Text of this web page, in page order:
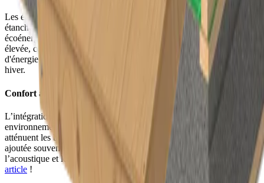
Les éléments de toiture allient une excellente valeur d'isolation à une
étanchéité à l'air optimale, s'inscrivant parfaitement dans la vision
écoénergétique de Benbotec. Grâce à leur capacité d'isolation
élevée, ces toitures contribuent à une réduction de la consommation
d'énergie et assurent un climat intérieur confortable, tant en été qu’en
hiver.
Confort acoustique
L’intégration de plaques Fermacell garantit en outre un
environnement acoustique agréable dans l’habitation. Ces plaques
atténuent les bruits, améliorant ainsi le confort de vie — une valeur
ajoutée souvent sous-estimée. Vous souhaitez en savoir plus sur
l’acoustique et les éléments de toiture ? N’hésitez pas à consulter
cet
article !